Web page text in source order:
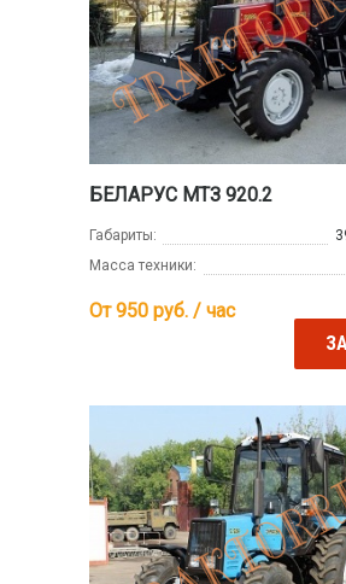
БЕЛАРУС МТЗ 920.2
Габариты:
Масса техники:
От 950 руб. / час